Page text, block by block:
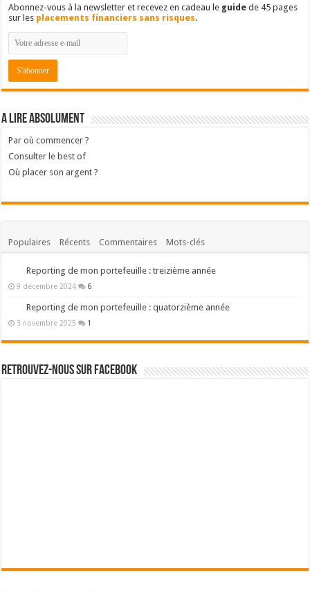
Abonnez-vous à la newsletter et recevez en cadeau le guide de 45 pages
sur les placements financiers sans risques.
A lire absolument
Par où commencer ?
Consulter le best of
Où placer son argent ?
Populaires Récents Commentaires Mots-clés
Reporting de mon portefeuille : treizième année
9 décembre 2024 6
Reporting de mon portefeuille : quatorzième année
3 novembre 2025 1
Retrouvez-nous sur Facebook